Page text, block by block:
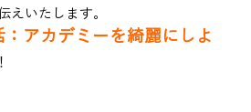
えいたします。
：アカデミーを綺麗にしよ